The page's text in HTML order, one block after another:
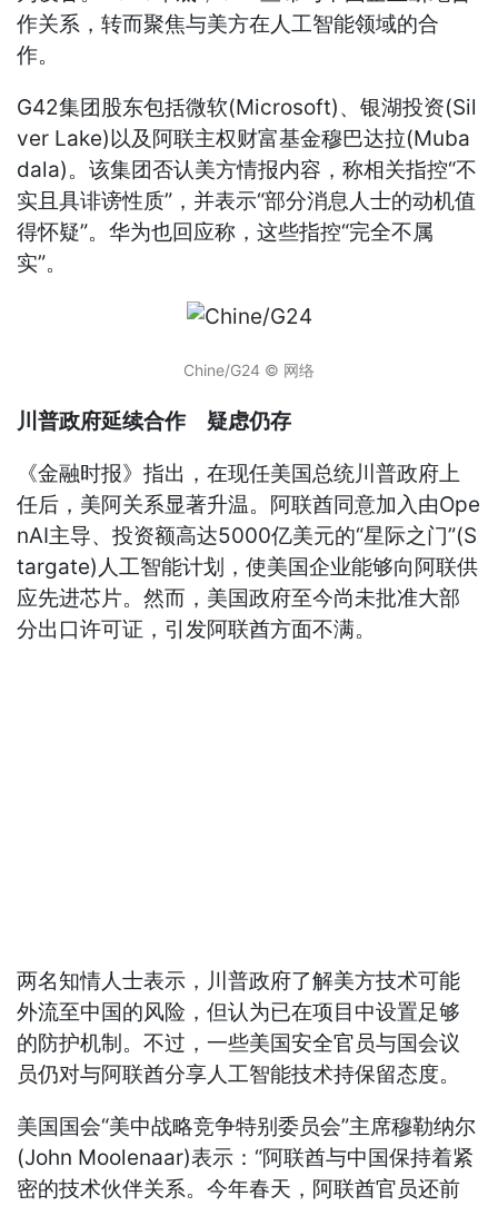
作关系，转而聚焦与美方在人工智能领域的合
作。
G42集团股东包括微软(Microsoft)、银湖投资(Sil
ver Lake)以及阿联主权财富基金穆巴达拉(Muba
dala)。该集团否认美方情报内容，称相关指控“不
实且具诽谤性质”，并表示“部分消息人士的动机值
得怀疑”。华为也回应称，这些指控“完全不属
实”。
Chine/G24 © 网络
川普政府延续合作 疑虑仍存
《金融时报》指出，在现任美国总统川普政府上
任后，美阿关系显著升温。阿联酋同意加入由Ope
nAI主导、投资额高达5000亿美元的“星际之门”(S
targate)人工智能计划，使美国企业能够向阿联供
应先进芯片。然而，美国政府至今尚未批准大部
分出口许可证，引发阿联酋方面不满。
两名知情人士表示，川普政府了解美方技术可能
外流至中国的风险，但认为已在项目中设置足够
的防护机制。不过，一些美国安全官员与国会议
员仍对与阿联酋分享人工智能技术持保留态度。
美国国会“美中战略竞争特别委员会”主席穆勒纳尔
(John Moolenaar)表示：“阿联酋与中国保持着紧
密的技术伙伴关系。今年春天，阿联酋官员还前